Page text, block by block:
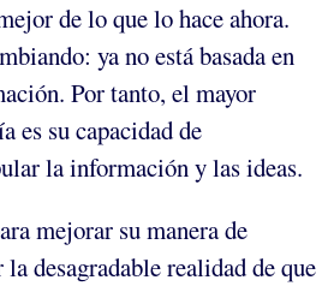
de lo que lo hace ahora.
ya no está basada en
Por tanto, el mayor
es su capacidad de
la información y las ideas.
mejorar su manera de
desagradable realidad de que